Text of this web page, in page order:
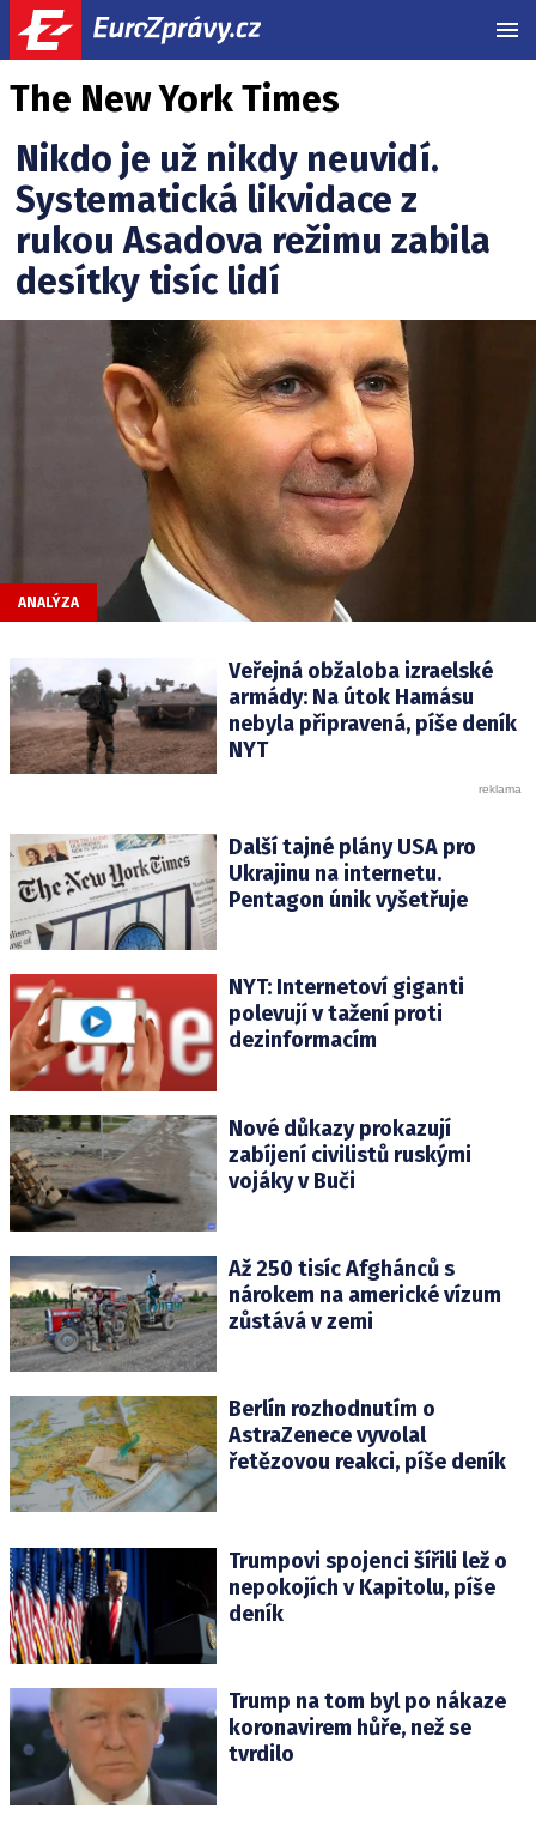
The New York Times
Nikdo je už nikdy neuvidí.
Systematická likvidace z
rukou Asadova režimu zabila
desítky tisíc lidí
ANALÝZA
Veřejná obžaloba izraelské
armády: Na útok Hamásu
nebyla připravená, píše deník
NYT
Další tajné plány USA pro
Ukrajinu na internetu.
Pentagon únik vyšetřuje
NYT: Internetoví giganti
polevují v tažení proti
dezinformacím
Nové důkazy prokazují
zabíjení civilistů ruskými
vojáky v Buči
Až 250 tisíc Afghánců s
nárokem na americké vízum
zůstává v zemi
Berlín rozhodnutím o
AstraZenece vyvolal
řetězovou reakci, píše deník
Trumpovi spojenci šířili lež o
nepokojích v Kapitolu, píše
deník
Trump na tom byl po nákaze
koronavirem hůře, než se
tvrdilo